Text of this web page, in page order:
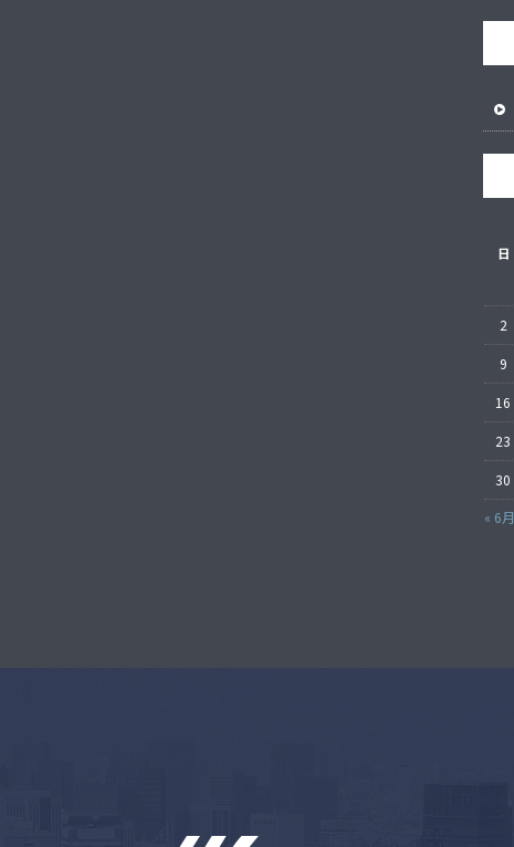
日
« 6月
2
9
16
23
30